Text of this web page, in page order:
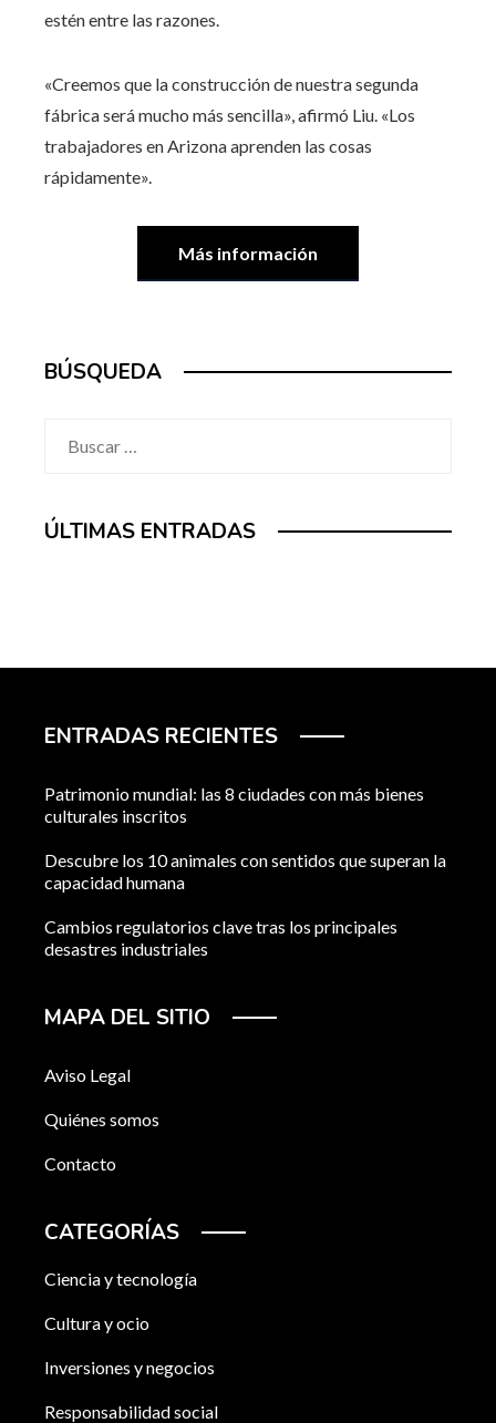
estén entre las razones.
«Creemos que la construcción de nuestra segunda
fábrica será mucho más sencilla», afirmó Liu. «Los
trabajadores en Arizona aprenden las cosas
rápidamente».
Más información
BÚSQUEDA
ÚLTIMAS ENTRADAS
ENTRADAS RECIENTES
Patrimonio mundial: las 8 ciudades con más bienes
culturales inscritos
Descubre los 10 animales con sentidos que superan la
capacidad humana
Cambios regulatorios clave tras los principales
desastres industriales
MAPA DEL SITIO
Aviso Legal
Quiénes somos
Contacto
CATEGORÍAS
Ciencia y tecnología
Cultura y ocio
Inversiones y negocios
Responsabilidad social